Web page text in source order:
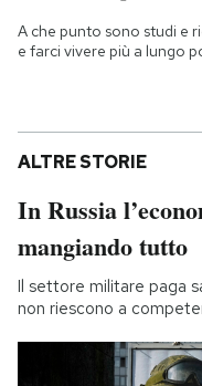
A che punto sono studi e
e farci vivere più a lungo
ALTRE STORIE
In Russia
mangiando tutto
Il settore militare paga
non riescono a